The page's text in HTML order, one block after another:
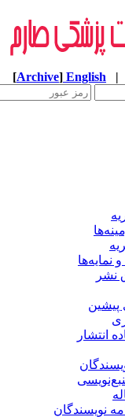
English
[Archive]
نشر
انتشار
نویسندگان